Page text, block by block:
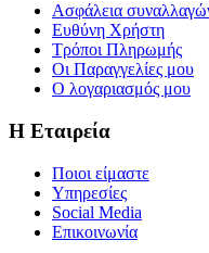
Ασφάλεια
Ευθύνη Χρήστη
Τρόποι Πληρωμής
Οι Παραγγελίες μου
Ο λογαριασμός μου
Η Εταιρεία
Ποιοι είμαστε
Υπηρεσίες
Social Media
Επικοινωνία